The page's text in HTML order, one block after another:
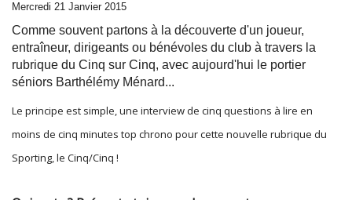
Mercredi 21 Janvier 2015
Comme souvent partons à la découverte d'un joueur,
entraîneur, dirigeants ou bénévoles du club à travers la
rubrique du Cinq sur Cinq, avec aujourd'hui le portier
séniors Barthélémy Ménard...
Le principe est simple, une interview de cinq questions à lire en
moins de cinq minutes top chrono pour cette nouvelle rubrique du
Sporting, le Cinq/Cinq !